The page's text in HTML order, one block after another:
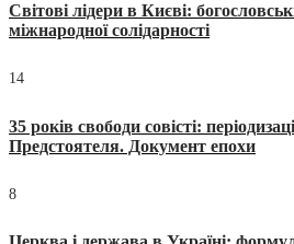
Світові лідери в Києві:
міжнародної солідарності
14
35 років свободи совісті:
Предстоятеля. Документ епохи
8